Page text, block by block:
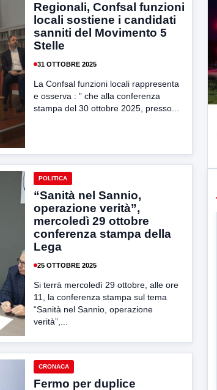
Regionali, Confsal funzioni
locali sostiene i candidati
sanniti del Movimento 5
Stelle
31 OTTOBRE 2025
La Confsal funzioni locali rappresenta
e osserva : ” che alla conferenza
stampa del 30 ottobre 2025, presso...
POLITICA
“Sanità nel Sannio,
operazione verità”,
mercoledì 29 ottobre
conferenza stampa della
Lega
25 OTTOBRE 2025
Si terrà mercoledì 29 ottobre, alle ore
11, la conferenza stampa sul tema
“Sanità nel Sannio, operazione
verità”,...
CRONACA
Fermo per duplice